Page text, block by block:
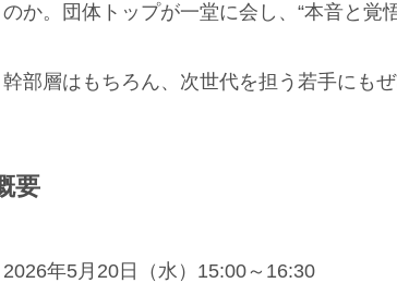
か。団体トップが一堂に会し、“本音と覚
部層はもちろん、次世代を担う若手にも
要
年5月20日（水）15:00～16:30